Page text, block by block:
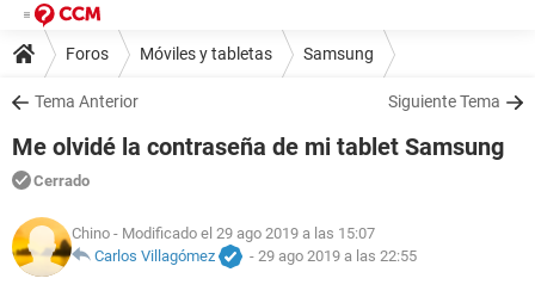
Foros Móviles y tabletas Samsung
Tema Anterior Siguiente Tema
Me olvidé la contraseña de mi tablet Samsung
Cerrado
Chino - Modificado el 29 ago 2019 a las 15:07
Carlos Villagómez
- 29 ago 2019 a las 22:55